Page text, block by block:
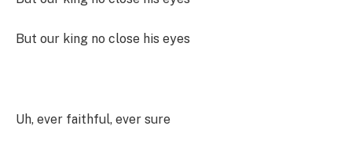
But our king no close his eyes
Uh, ever faithful, ever sure